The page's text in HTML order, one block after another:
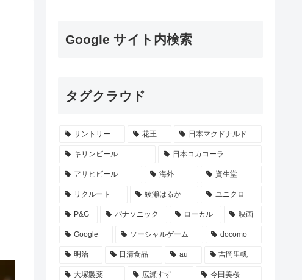
Google サイト内検索
タグクラウド
サントリー 花王 日本マクドナルド
キリンビール 日本コカコーラ
アサヒビール 海外 資生堂
リクルート 綾瀬はるか ユニクロ
P&G パナソニック ローカル 映画
Google ソーシャルゲーム docomo
明治 日清食品 au 吉岡里帆
大塚製薬 広瀬すず 今田美桜